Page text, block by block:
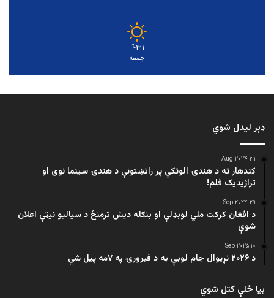
۳۱℃
جمعه
ډېر لیدل شوي
۳۱ Aug ۲۰۲۴
کندهار ته د هندۍ الوتکې پر راتښتونې د هندۍ سینما نوی او
تراژيديک فلم!
۲۹ Sep ۲۰۲۴
د افغان کرکت ملي لوبډلې او بنګله دیش ترمنځ د سیالیو نیټې اعلان
شوې
۱۰ Sep ۲۰۲۵
د ۲۰۲۶ نړیوال جام لوبې به د فبرورۍ په ۷مه پیل شي
بیا ځلې کتل شوي